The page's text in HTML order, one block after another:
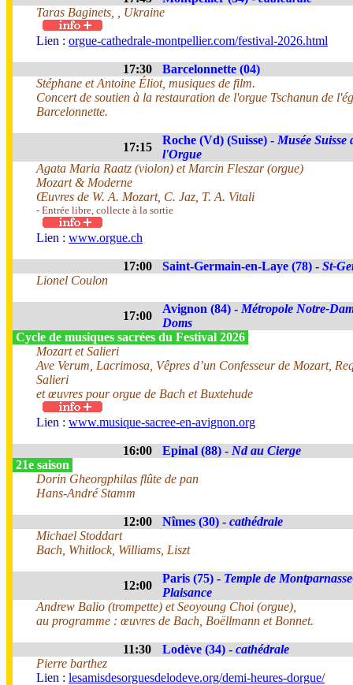
Taras Baginets, , Ukraine
Lien : orgue-cathedrale-montpellier.com/festival-2026.html
17:30
Barcelonnette (04)
Stéphane et Antoine Éliot, musiques de film.
Concert de soutien à la restauration de l'orgue Tschanun de
Barcelonnette.
17:15
Roche (Vd) (Suisse) - Musée Suisse
l'Orgue
Agata Maria Raatz (violon) et Marcin Fleszar (orgue)
Mozart & Moderne
Œuvres de W. A. Mozart, C. Jaz, T. A. Vitali
- Entrée libre, collecte à la sortie
Lien : www.orgue.ch
17:00 Saint-Germain-en-Laye (78) - St-
Lionel Coulon
17:00
Avignon (84) - Métropole Notre-
Doms
Cycle de musiques sacrées du Festival 2026
Mozart et Salieri
Ave Verum, Lacrimosa, Vêpres d’un Confesseur de Mozart,
Salieri
et œuvres pour orgue de Bach et Buxtehude
Lien : www.musique-sacree-en-avignon.org
16:00 Epinal (88) - Nd au Cierge
21e saison
Dorin Gheorgphilas flûte de pan
Hans-André Stamm
12:00 Nîmes (30) - cathédrale
Michael Stoddart
Bach, Whitlock, Williams, Liszt
12:00
Paris (75) - Temple de
Plaisance
Andrew Balio (trompette) et Seoyoung Choi (orgue),
au programme : œuvres de Bach, Boëllmann et Bonnet.
11:30 Lodève (34) - cathédrale
Pierre barthez
Lien : lesamisdesorguesdelodeve.org/demi-heures-dorgue/